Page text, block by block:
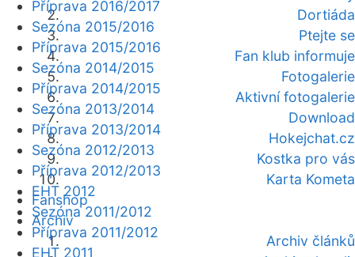
Dortiáda
Ptejte se
Fan klub informuje
Fotogalerie
Aktivní fotogalerie
Download
Hokejchat.cz
Kostka pro vás
Karta Kometa
Fanshop
Archiv
Archiv článků
Příprava 2016/2017
Sezóna 2015/2016
Příprava 2015/2016
Sezóna 2014/2015
Příprava 2014/2015
Sezóna 2013/2014
Příprava 2013/2014
Sezóna 2012/2013
Příprava 2012/2013
EHT 2012
Sezóna 2011/2012
Příprava 2011/2012
EHT 2011